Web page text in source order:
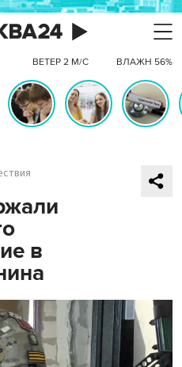
ВЕТЕР 2 М/С ВЛАЖН 56%
в